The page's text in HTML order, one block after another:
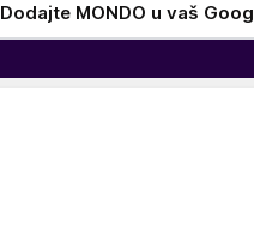
Dodajte MONDO u vaš